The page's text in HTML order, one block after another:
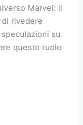
Marvel: il
di rivedere
su
questo ruolo